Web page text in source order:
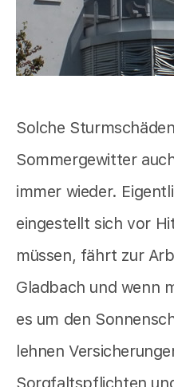
Solche
Sommergewitter
immer wieder.
eingestellt sich vor
müssen, fährt zur
Gladbach und wenn
es um den
lehnen
Sorgfaltspflichten